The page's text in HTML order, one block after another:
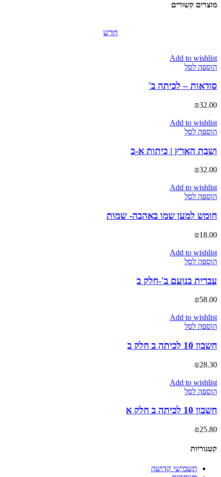
מוצרים קשורים
חדש
Add to wishlist
הוספה לסל
סודאות – לכיתה ב'
₪32.00
Add to wishlist
הוספה לסל
ושבת הארץ | כיתות א-ב
₪32.00
Add to wishlist
הוספה לסל
חומש למען שמו באהבה- שמות
₪18.00
Add to wishlist
הוספה לסל
עברית בנועם ב'-חלק ב
₪58.00
Add to wishlist
הוספה לסל
חשבון 10 לכיתה ב חלק ב
₪28.30
Add to wishlist
הוספה לסל
חשבון 10 לכיתה ב חלק א
₪25.80
קטגוריות
תשמישי קדושה